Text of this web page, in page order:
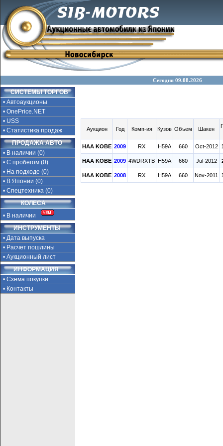
Сегодня 09.08.2026
СИСТЕМЫ ТОРГОВ
• Автоаукционы
• OnePrice.NET
• USS
• Статистика продаж
ПРОДАЖА АВТО
• В наличии (0)
• С пробегом (0)
• На подходе (0)
• В Японии (0)
• Спецтехника (0)
КОЛЕСА
• В наличии
ИНСТРУМЕНТЫ
• Дата выпуска
• Расчет пошлины
• Аукционный лист
ИНФОРМАЦИЯ
• Схема покупки
• Контакты
Аукцион Год Комп-ия Кузов Объем Шакен
HAA KOBE 2009 RX H59A 660 Oct-2012
HAA KOBE 2009 4WDRXTB H59A 660 Jul-2012
HAA KOBE 2008 RX H59A 660 Nov-2011